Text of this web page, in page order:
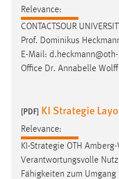
Relevance:
CONTACTSOUR
Prof. Dominikus
E-Mail:
Office Dr. Annabelle Wolff
[PDF] KI Strategie
Relevance:
KI-Strategie OTH
Verantwortungsvolle
Fähigkeiten zum